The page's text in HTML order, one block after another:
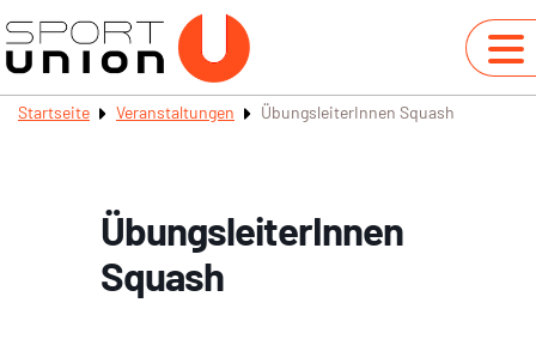
Startseite Veranstaltungen ÜbungsleiterInnen Squash
ÜbungsleiterInnen
Squash